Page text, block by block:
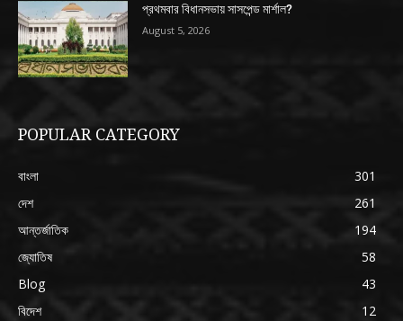
প্রথমবার বিধানসভায় সাসপেন্ড মার্শাল?
August 5, 2026
POPULAR CATEGORY
বাংলা
301
দেশ
261
আন্তর্জাতিক
194
জ্যোতিষ
58
Blog
43
বিদেশ
12